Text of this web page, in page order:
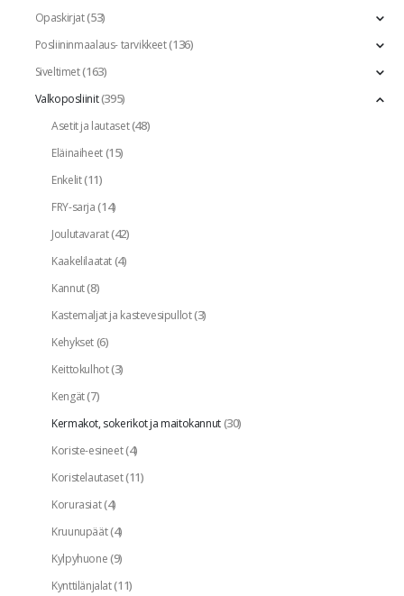
Opaskirjat(53)
Posliininmaalaus- tarvikkeet(136)
Siveltimet(163)
Valkoposliinit(395)
Asetit ja lautaset(48)
Eläinaiheet(15)
Enkelit(11)
FRY-sarja(14)
Joulutavarat(42)
Kaakelilaatat(4)
Kannut(8)
Kastemaljat ja kastevesipullot(3)
Kehykset(6)
Keittokulhot(3)
Kengät(7)
Kermakot, sokerikot ja maitokannut(30)
Koriste-esineet(4)
Koristelautaset(11)
Korurasiat(4)
Kruunupäät(4)
Kylpyhuone(9)
Kynttilänjalat(11)